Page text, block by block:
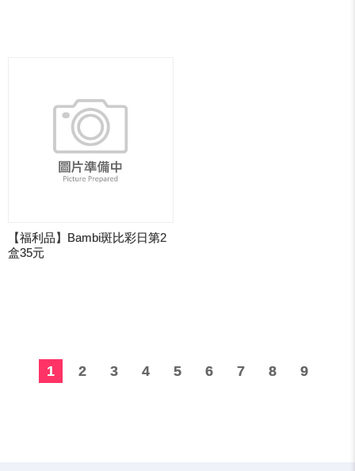
【福利品】Bambi斑比彩日第2
盒35元
1 2 3 4 5 6 7 8 9